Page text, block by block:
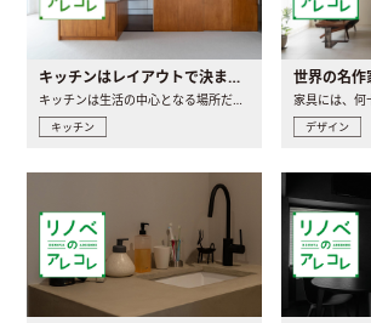
キッチンはレイアウトで決まる。後悔しないための考え方と選び方
キッチン デザイン